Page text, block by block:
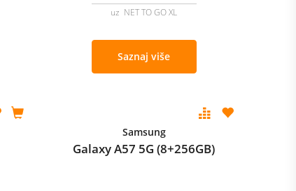
uz NET TO GO XL
Saznaj više
Samsung
Galaxy A57 5G (8+256GB)